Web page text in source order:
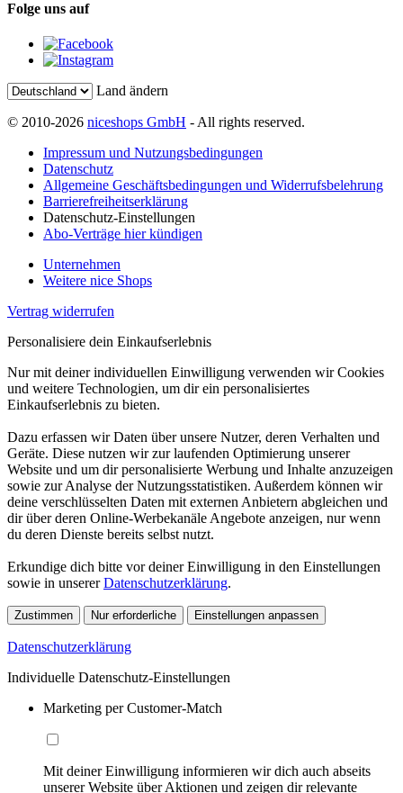
Folge uns auf
Land ändern
© 2010-2026 niceshops GmbH - All rights reserved.
Impressum und Nutzungsbedingungen
Datenschutz
Allgemeine Geschäftsbedingungen und Widerrufsbelehrung
Barrierefreiheitserklärung
Datenschutz-Einstellungen
Abo-Verträge hier kündigen
Unternehmen
Weitere nice Shops
Vertrag widerrufen
Personalisiere dein Einkaufserlebnis
Nur mit deiner individuellen Einwilligung verwenden wir Cookies
und weitere Technologien, um dir ein personalisiertes
Einkaufserlebnis zu bieten.
Dazu erfassen wir Daten über unsere Nutzer, deren Verhalten und
Geräte. Diese nutzen wir zur laufenden Optimierung unserer
Website und um dir personalisierte Werbung und Inhalte anzuzeigen
sowie zur Analyse der Nutzungsstatistiken. Außerdem können wir
deine verschlüsselten Daten mit externen Anbietern abgleichen und
dir über deren Online-Werbekanäle Angebote anzeigen, nur wenn
du deren Dienste bereits selbst nutzt.
Erkundige dich bitte vor deiner Einwilligung in den Einstellungen
sowie in unsererDatenschutzerklärung.
Zustimmen Nur erforderliche Einstellungen anpassen
Datenschutzerklärung
Individuelle Datenschutz-Einstellungen
Marketing per Customer-Match
Mit deiner Einwilligung informieren wir dich auch abseits
unserer Website über Aktionen und zeigen dir relevante